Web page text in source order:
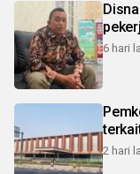
6 hari
2 hari